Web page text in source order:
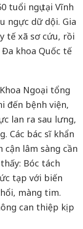
tuổi ngụ tại Vĩnh
ngực dữ dội. Gia
tế xã sơ cứu, rồi
khoa Quốc tế
Ngoại tổng
đến bệnh viện,
lan ra sau lưng,
Các bác sĩ khẩn
lâm sàng cần
Bóc tách
tạp với biến
màng tim.
can thiệp kịp